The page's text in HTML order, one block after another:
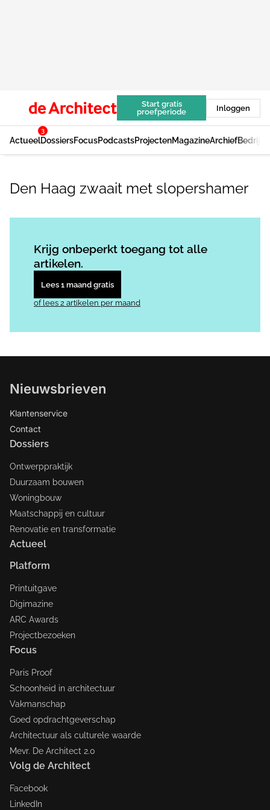
Start gratis
proefperiode
Inloggen
Actueel
3
DossiersFocusPodcastsProjectenMagazineArchief
Den Haag zwaait met slopershamer
Krijg onbeperkt toegang tot alle
artikelen.
Lees 1 maand gratis
of lees 2 artikelen per maand
Nieuwsbrieven
Klantenservice
Contact
Dossiers
Ontwerppraktijk
Duurzaam bouwen
Woningbouw
Maatschappij en cultuur
Renovatie en transformatie
Actueel
Platform
Printuitgave
Digimazine
ARC Awards
Projectbezoeken
Focus
Paris Proof
Schoonheid in architectuur
Vakmanschap
Goed opdrachtgeverschap
Architectuur als culturele waarde
Mevr. De Architect 2.0
Volg de Architect
Facebook
LinkedIn